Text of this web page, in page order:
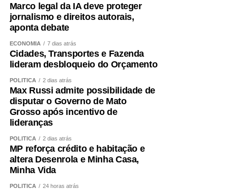
Marco legal da IA deve proteger
jornalismo e direitos autorais,
aponta debate
ECONOMIA 7 dias atrás
Cidades, Transportes e Fazenda
lideram desbloqueio do Orçamento
POLÍTICA 2 dias atrás
Max Russi admite possibilidade de
disputar o Governo de Mato
Grosso após incentivo de
lideranças
POLÍTICA 2 dias atrás
MP reforça crédito e habitação e
altera Desenrola e Minha Casa,
Minha Vida
POLÍTICA 24 horas atrás